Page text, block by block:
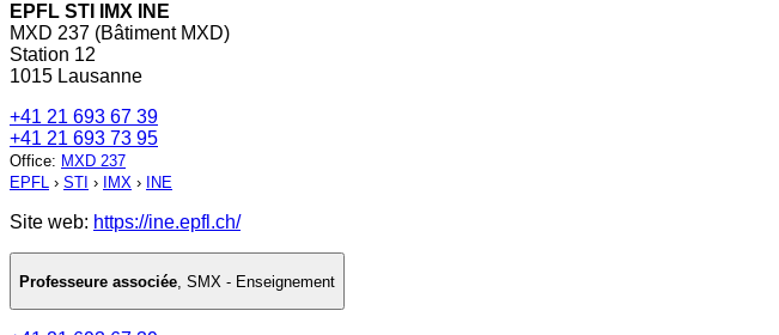
EPFL STI IMX INE
MXD 237 (Bâtiment MXD)
Station 12
1015 Lausanne
+41 21 693 67 39
+41 21 693 73 95
Office: MXD 237
EPFL › STI › IMX › INE
Site web: https://ine.epfl.ch/
Professeure associée SMX - Enseignement